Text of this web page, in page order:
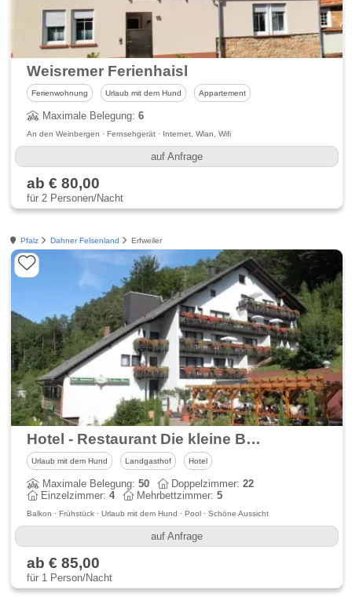
Weisremer Ferienhaisl
Ferienwohnung Urlaub mit dem Hund Appartement
Maximale Belegung:6
An den Weinbergen · Fernsehgerät · Internet, Wlan, Wifi
auf Anfrage
ab € 80,00
für 2 Personen/Nacht
Pfalz Dahner Felsenland Erfweiler
Hotel - Restaurant Die kleine Blume im Dahner Felsenland
Urlaub mit dem Hund Landgasthof Hotel
Maximale Belegung:50 Doppelzimmer:22
Einzelzimmer:4 Mehrbettzimmer:5
Balkon · Frühstück · Urlaub mit dem Hund · Pool · Schöne Aussicht
auf Anfrage
ab € 85,00
für 1 Person/Nacht